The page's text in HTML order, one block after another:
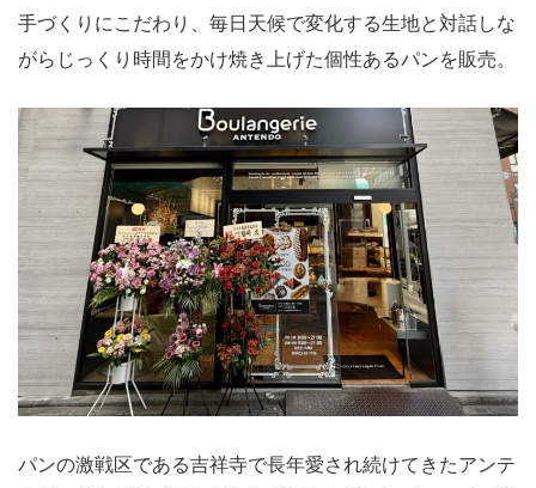
手づくりにこだわり、毎日天候で変化する生地と対話しな
がらじっくり時間をかけ焼き上げた個性あるパンを販売。
パンの激戦区である吉祥寺で長年愛され続けてきたアンテ